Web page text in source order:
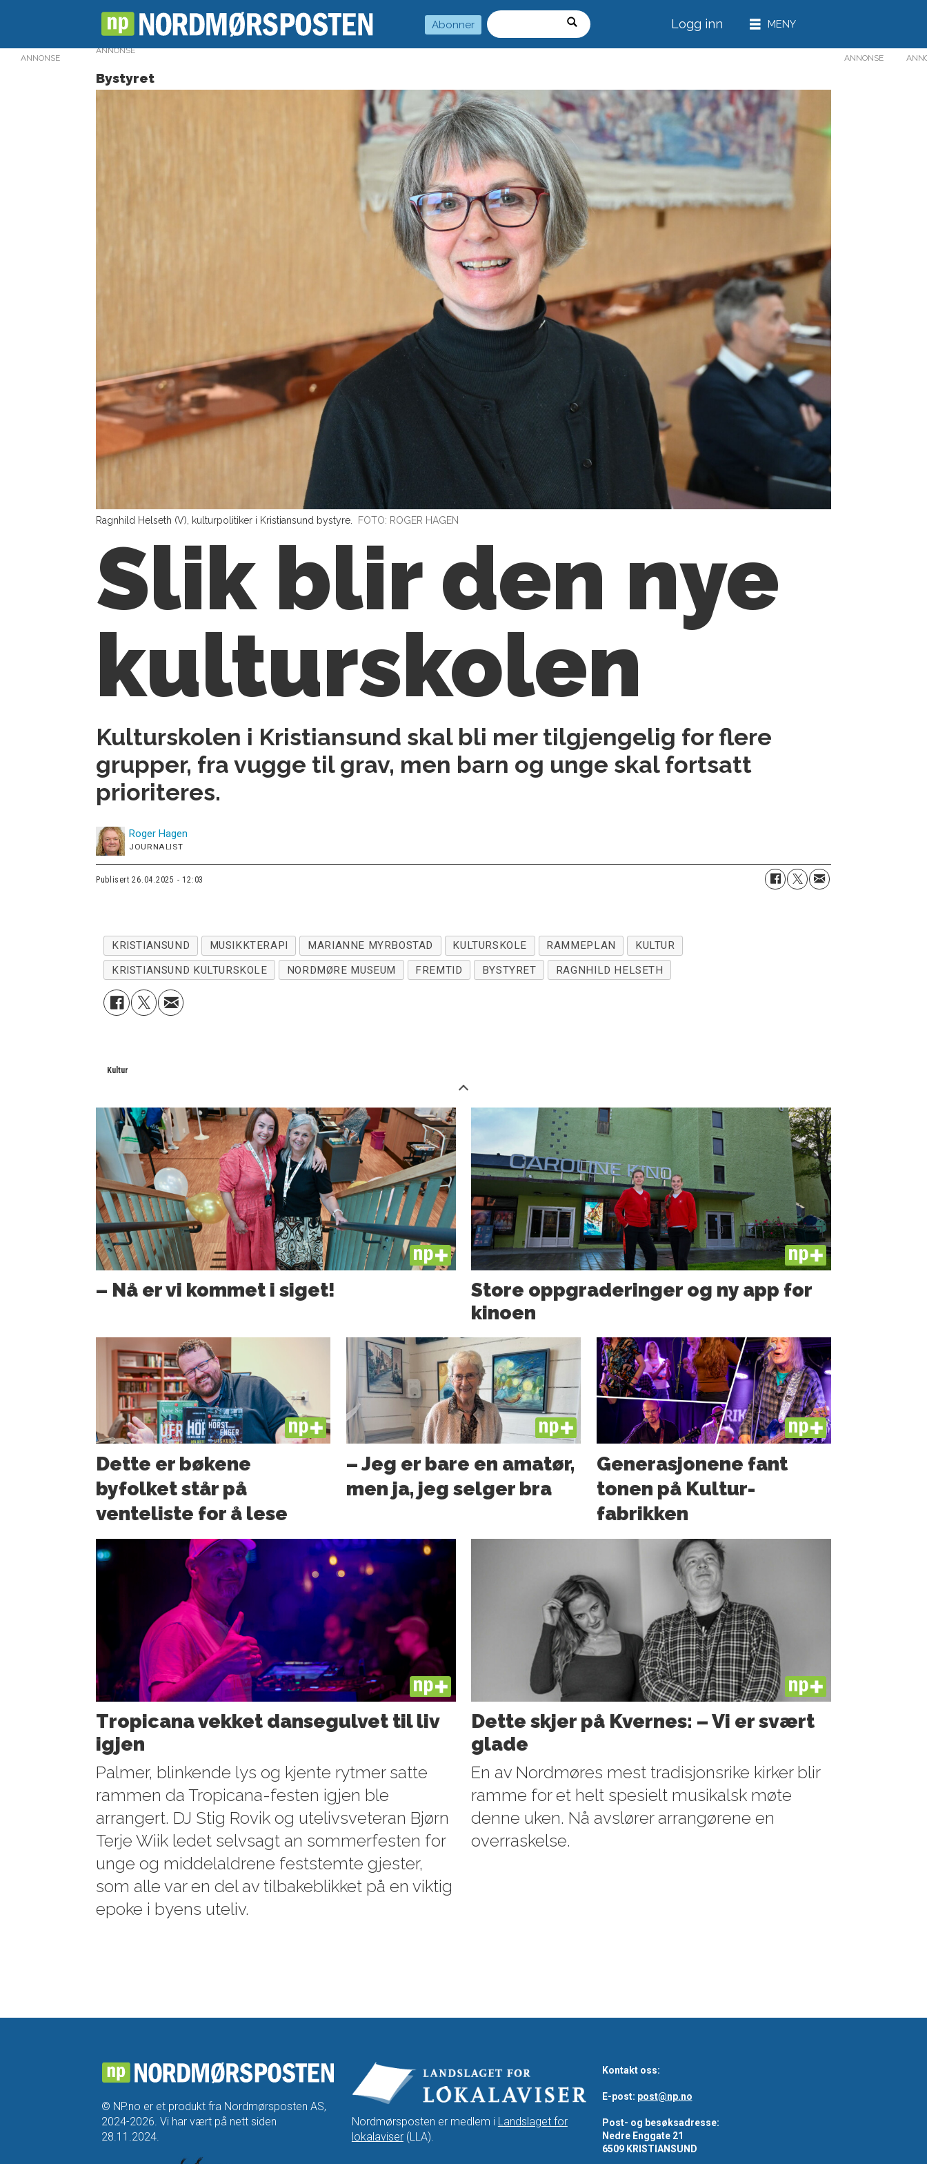
Abonner
Søk
Logg inn
ANNONSE
Bystyret
Ragnhild Helseth (V), kulturpolitiker i Kristiansund bystyre. FOTO: ROGER HAGEN
Slik blir den nye
kulturskolen
Kulturskolen i Kristiansund skal bli mer tilgjengelig for flere
grupper, fra vugge til grav, men barn og unge skal fortsatt
prioriteres.
Roger Hagen
JOURNALIST
Publisert 26.04.2025 - 12:03
KRISTIANSUND MUSIKKTERAPI MARIANNE MYRBOSTAD KULTURSKOLE RAMMEPLAN
KULTUR
KRISTIANSUND KULTURSKOLE
NORDMØRE MUSEUM FREMTID BYSTYRET RAGNHILD HELSETH
Kultur
PLUS
– Nå er vi kommet i siget!
PLUS
Store oppgraderinger og ny app for
kinoen
PLUS
Dette er bøkene
byfolket står på
venteliste for å lese
PLUS
– Jeg er bare en amatør,
men ja, jeg selger bra
PLUS
Generasjonene fant
tonen på Kultur­
fabrikken
PLUS
Tropicana vekket dansegulvet til liv
igjen
Palmer, blinkende lys og kjente rytmer satte
rammen da Tropicana-festen igjen ble
arrangert. DJ Stig Rovik og utelivsveteran Bjørn
Terje Wiik ledet selvsagt an sommerfesten for
unge og middelaldrene feststemte gjester,
som alle var en del av tilbakeblikket på en viktig
epoke i byens uteliv.
PLUS
Dette skjer på Kvernes: – Vi er svært
glade
En av Nordmøres mest tradisjonsrike kirker blir
ramme for et helt spesielt musikalsk møte
denne uken. Nå avslører arrangørene en
overraskelse.
ANNONSE
© NP.no er et produkt fra Nordmørsposten AS,
2024-2026. Vi har vært på nett siden
28.11.2024.
Nordmørsposten er medlem i Landslaget for
lokalaviser(LLA).
Kontakt oss:
E-post: post@np.no
Post- og besøksadresse:
Nedre Enggate 21
6509 KRISTIANSUND